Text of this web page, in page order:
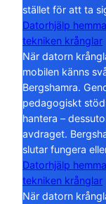
stället för att ta
Datorhjälp
tekniken krånglar
När datorn
mobilen känns
Bergshamra.
pedagogiskt
hantera –
avdraget.
slutar fungera
Datorhjälp
tekniken krånglar
När datorn